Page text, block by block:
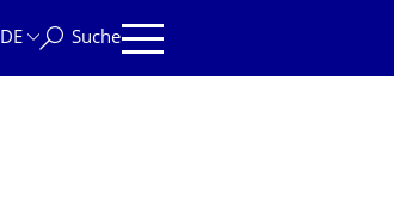
DE Suche